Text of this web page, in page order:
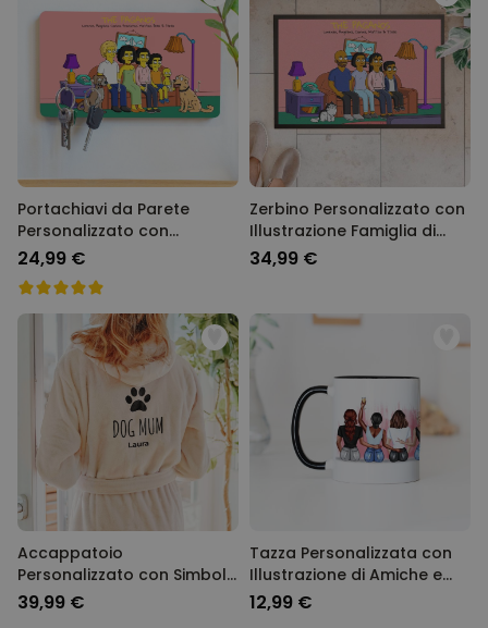
Portachiavi da Parete
Personalizzato con
Illustrazione Famiglia
Cartone Animato
24,99 €
Zerbino Personalizzato con
Illustrazione Famiglia di
Cartoni Animati
34,99 €
Accappatoio
Personalizzato con Simboli
e Nome
39,99 €
Tazza Personalizzata con
Illustrazione di Amiche e
Testo
12,99 €